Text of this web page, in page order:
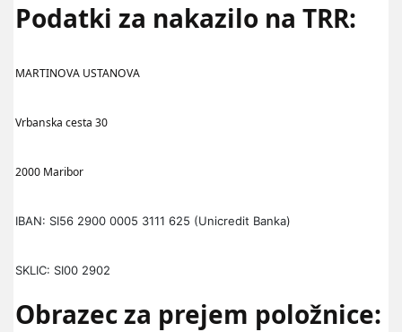
Podatki za nakazilo na TRR:
MARTINOVA USTANOVA
Vrbanska cesta 30
2000 Maribor
IBAN: SI56 2900 0005 3111 625 (Unicredit Banka)
SKLIC: SI00 2902
Obrazec za prejem položnice: